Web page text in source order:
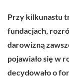
Przy kilkunastu
fundacjach,
darowizną
pojawiało się w
decydowało o